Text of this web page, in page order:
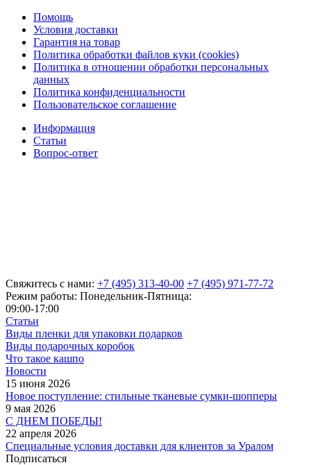
Помощь
Условия доставки
Гарантия на товар
Политика обработки файлов куки (cookies)
Политика в отношении обработки персональных
данных
Политика конфиденциальности
Пользовательское соглашение
Информация
Статьи
Вопрос-ответ
Свяжитесь с нами: +7 (495) 313-40-00 +7 (495) 971-77-72
Режим работы: Понедельник-Пятница:
09:00-17:00
Статьи
Виды пленки для упаковки подарков
Виды подарочных коробок
Что такое кашпо
Новости
15 июня 2026
Новое поступление: стильные тканевые сумки-шопперы
9 мая 2026
С ДНЕМ ПОБЕДЫ!
22 апреля 2026
Специальные условия доставки для клиентов за Уралом
Подписаться